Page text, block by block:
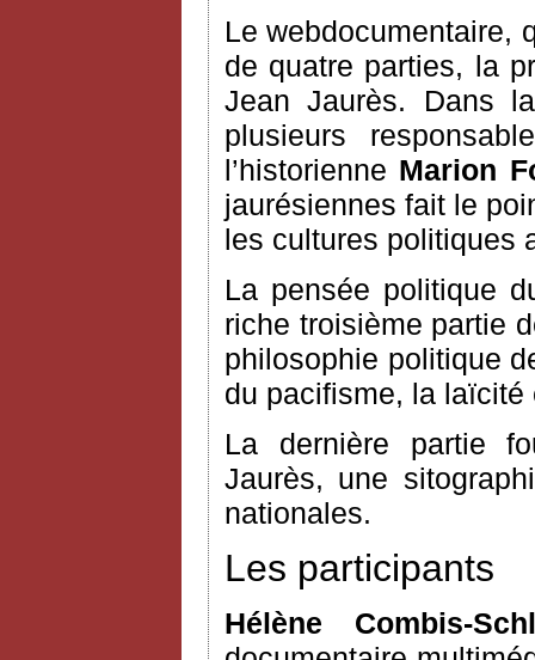
Le webdocumentaire,
de quatre parties, la
Jean Jaurès. Dans
plusieurs
l’historienne Marion
jaurésiennes fait le
les cultures politiques
La pensée politique
riche troisième partie
philosophie politique
du pacifisme, la laïcité
La dernière partie
Jaurès, une
nationales.
Les participants
Hélène Combis-